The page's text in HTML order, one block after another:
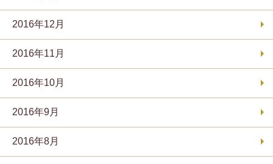
2016年12月
2016年11月
2016年10月
2016年9月
2016年8月